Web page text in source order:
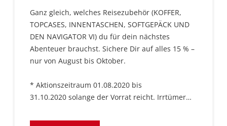
Ganz gleich, welches Reisezubehör (KOFFER,
TOPCASES, INNENTASCHEN, SOFTGEPÄCK UND
DEN NAVIGATOR VI) du für dein nächstes
Abenteuer brauchst. Sichere Dir auf alles 15 % –
nur von August bis Oktober.
* Aktionszeitraum 01.08.2020 bis
31.10.2020 solange der Vorrat reicht. Irrtümer…